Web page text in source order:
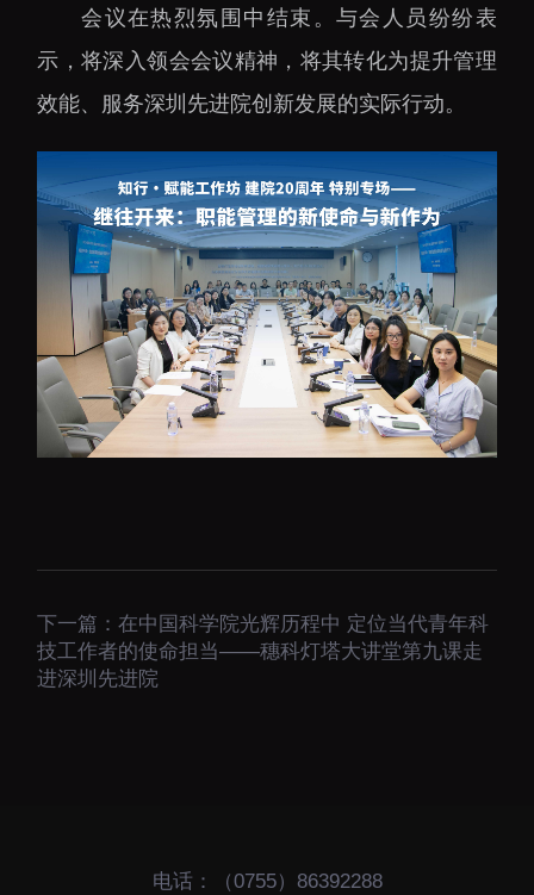
党建工作
群团工作
树立和践行正确政绩观
我为群众办实事
国家高性能医疗器械创
中心
深港脑科学创新研究院
深圳合成生物学创新研
究院
深圳先进电子材料国际
创新研究院
深圳脑解析与脑模拟重
大科技基础设施
深圳合成生物研究重大
科技基础设施
会议在热烈氛围中结束。与会人员纷纷表
示，将深入领会会议精神，将其转化为提升管理
效能、服务深圳先进院创新发展的实际行动。
下一篇：在中国科学院光辉历程中 定位当代青年科
技工作者的使命担当——穗科灯塔大讲堂第九课走
进深圳先进院
电话：（0755）86392288